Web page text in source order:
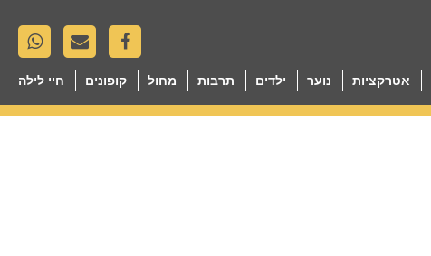
אטרקציות נוער ילדים תרבות מחול קופונים חיי לילה